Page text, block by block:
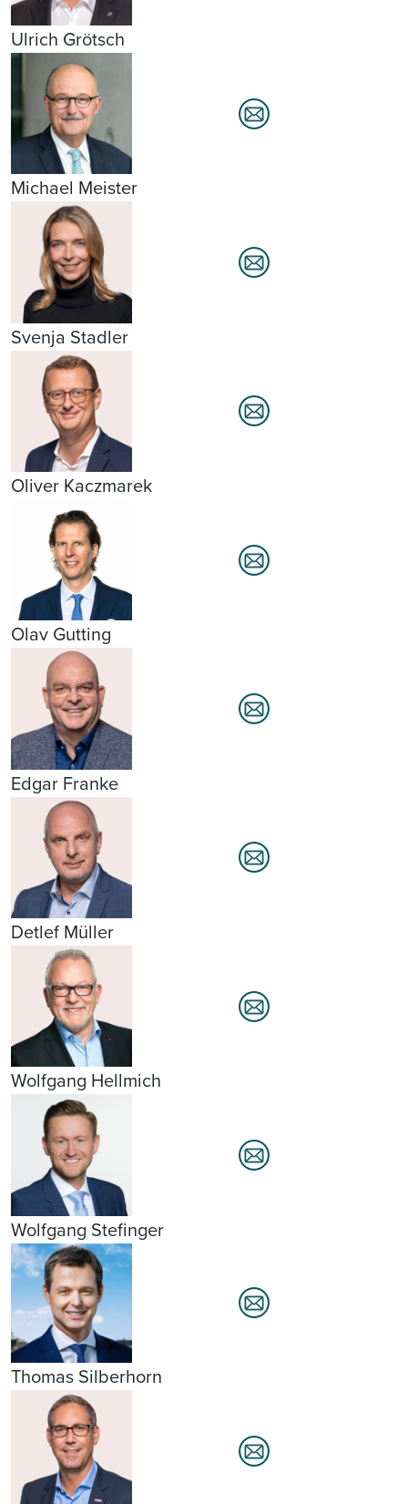
Ulrich Grötsch
Michael Meister
Svenja Stadler
Oliver Kaczmarek
Olav Gutting
Edgar Franke
Detlef Müller
Wolfgang Hellmich
Wolfgang Stefinger
Thomas Silberhorn